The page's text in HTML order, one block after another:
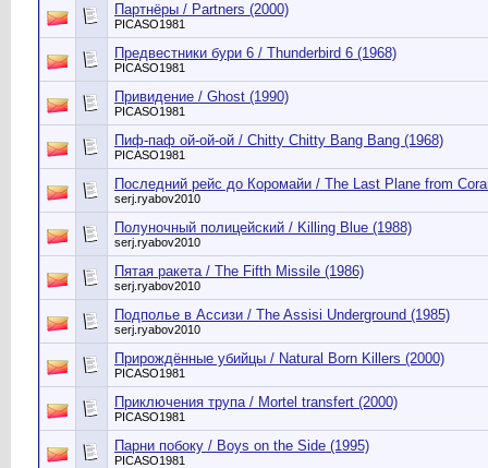
Партнёры / Partners (2000)
PICASO1981
Предвестники бури 6 / Thunderbird 6 (1968)
PICASO1981
Привидение / Ghost (1990)
PICASO1981
Пиф-паф ой-ой-ой / Chitty Chitty Bang Bang (1968)
PICASO1981
Последний рейс до Коромайи / The Last Plane from
serj.ryabov2010
Полуночный полицейский / Killing Blue (1988)
serj.ryabov2010
Пятая ракета / The Fifth Missile (1986)
serj.ryabov2010
Подполье в Ассизи / The Assisi Underground (1985)
serj.ryabov2010
Прирождённые убийцы / Natural Born Killers (2000)
PICASO1981
Приключения трупа / Mortel transfert (2000)
PICASO1981
Парни побоку / Boys on the Side (1995)
PICASO1981